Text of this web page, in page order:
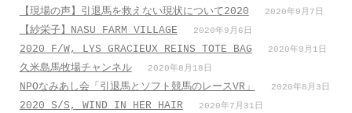
【現場の声】引退馬を救えない現状について2020 2020年9月7日
【紗栄子】NASU FARM VILLAGE 2020年9月6日
2020 F/W, LYS GRACIEUX REINS TOTE BAG 2020年9月1日
久米島馬牧場チャンネル 2020年8月18日
NPOなみあし会「引退馬とソフト競馬のレースVR」 2020年8月3日
2020 S/S, WIND IN HER HAIR 2020年7月31日